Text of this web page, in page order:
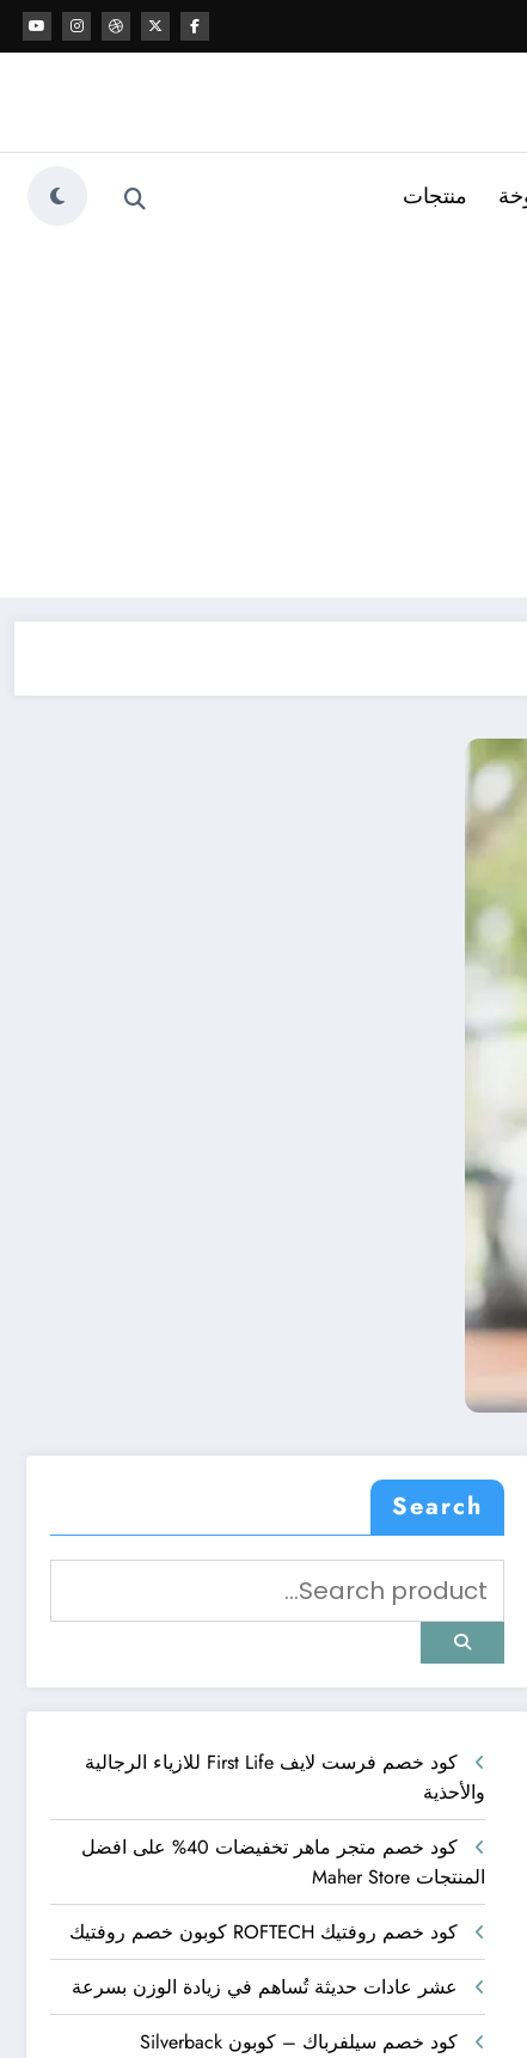
منتجات
Search
كود خصم فرست لايف First Life للازياء الرجالية
والأحذية
كود خصم متجر ماهر تخفيضات 40% على افضل
المنتجات Maher Store
كود خصم روفتيك ROFTECH كوبون خصم روفتيك
عشر عادات حديثة تُساهم في زيادة الوزن بسرعة
كود خصم سيلفرباك – كوبون Silverback